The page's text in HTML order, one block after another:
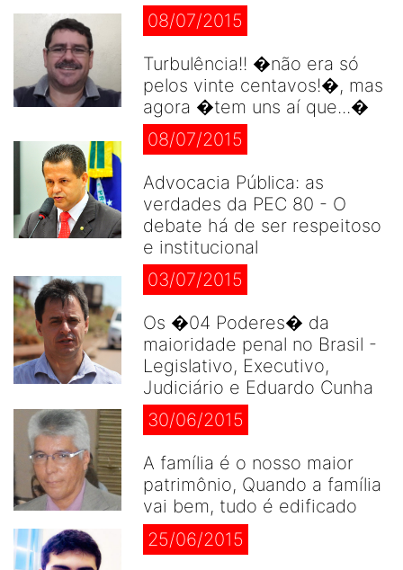
08/07/2015
Turbulência!! �não era só
pelos vinte centavos!�, mas
agora �tem uns aí que...�
08/07/2015
Advocacia Pública: as
verdades da PEC 80 - O
debate há de ser respeitoso
e institucional
03/07/2015
Os �04 Poderes� da
maioridade penal no Brasil -
Legislativo, Executivo,
Judiciário e Eduardo Cunha
30/06/2015
A família é o nosso maior
patrimônio, Quando a família
vai bem, tudo é edificado
25/06/2015